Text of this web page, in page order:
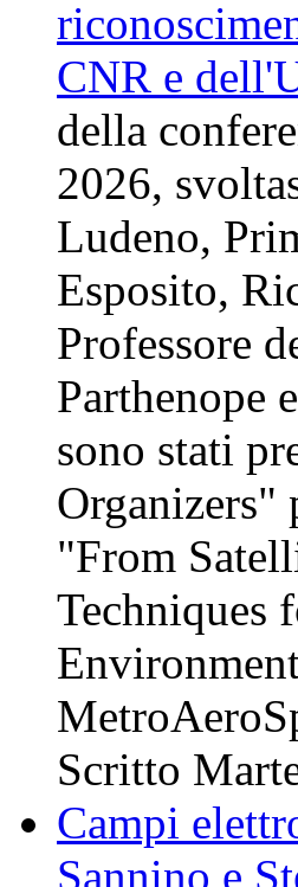
della
2026,
Ludeno,
Esposito,
Professore
Parthenope
sono stati
Organizers"
"From
Techniques
Scritto
Campi
Sannino e